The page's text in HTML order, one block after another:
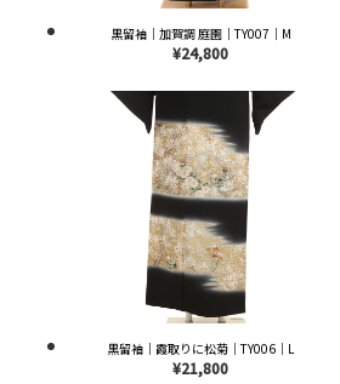
黒留袖｜加賀調 庭園｜TY007｜M
¥24,800
黒留袖｜霞取りに松菊｜TY006｜L
¥21,800